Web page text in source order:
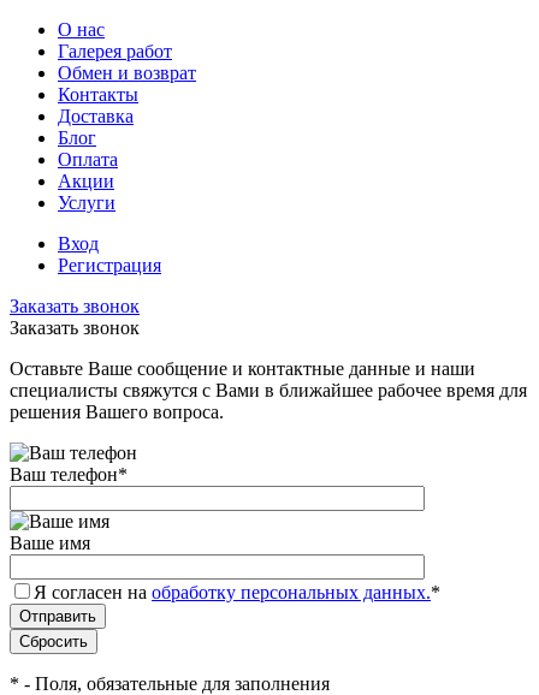
О нас
Галерея работ
Обмен и возврат
Контакты
Доставка
Блог
Оплата
Акции
Услуги
Вход
Регистрация
Заказать звонок
Заказать звонок
Оставьте Ваше сообщение и контактные данные и наши
специалисты свяжутся с Вами в ближайшее рабочее время для
решения Вашего вопроса.
Ваш телефон*
Ваше имя
Я согласен на обработку персональных данных.*
* - Поля, обязательные для заполнения